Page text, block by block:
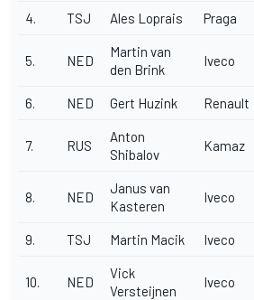
4. TSJ Ales Loprais Praga
5. NED
Martin van
den Brink
Iveco
6. NED Gert Huzink Renault
7. RUS
Anton
Shibalov
Kamaz
8. NED
Janus van
Kasteren
Iveco
9. TSJ Martin Macik Iveco
10. NED
Vick
Versteijnen
Iveco